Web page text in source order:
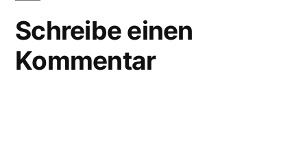
Schreibe einen
Kommentar